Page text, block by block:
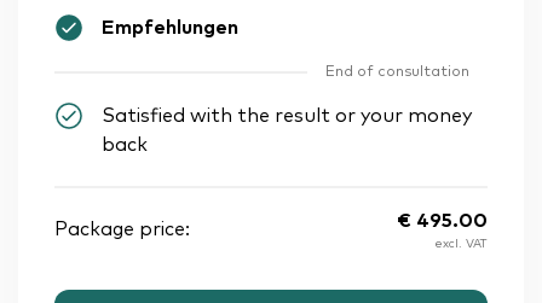
Empfehlungen
End of consultation
Satisfied with the result or your money
back
Package price: € 495.00
excl. VAT